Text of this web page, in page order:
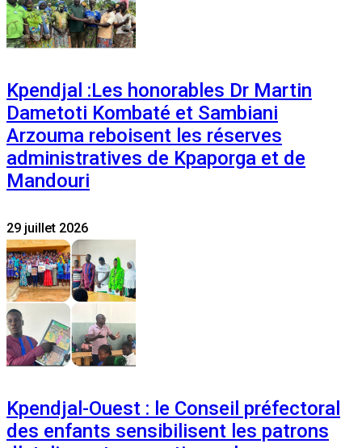
Kpendjal :Les honorables Dr Martin
Dametoti Kombaté et Sambiani
Arzouma reboisent les réserves
administratives de Kpaporga et de
Mandouri
29 juillet 2026
Kpendjal-Ouest : le Conseil préfectoral
des enfants sensibilisent les patrons